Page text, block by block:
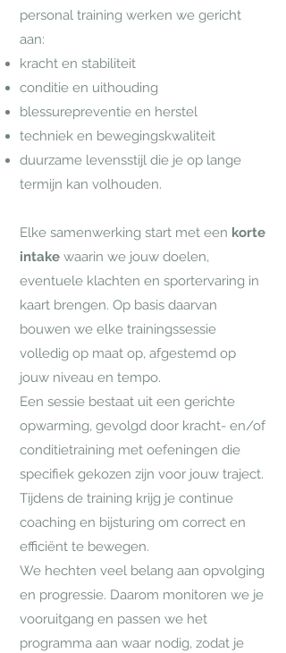
personal training werken we gericht
aan:
kracht en stabiliteit
conditie en uithouding
blessurepreventie en herstel
techniek en bewegingskwaliteit
duurzame levensstijl die je op lange
termijn kan volhouden.
Elke samenwerking start met een korte
intake waarin we jouw doelen,
eventuele klachten en sportervaring in
kaart brengen. Op basis daarvan
bouwen we elke trainingssessie
volledig op maat op, afgestemd op
jouw niveau en tempo.
Een sessie bestaat uit een gerichte
opwarming, gevolgd door kracht- en/of
conditietraining met oefeningen die
specifiek gekozen zijn voor jouw traject.
Tijdens de training krijg je continue
coaching en bijsturing om correct en
efficiënt te bewegen.
We hechten veel belang aan opvolging
en progressie. Daarom monitoren we je
vooruitgang en passen we het
programma aan waar nodig, zodat je